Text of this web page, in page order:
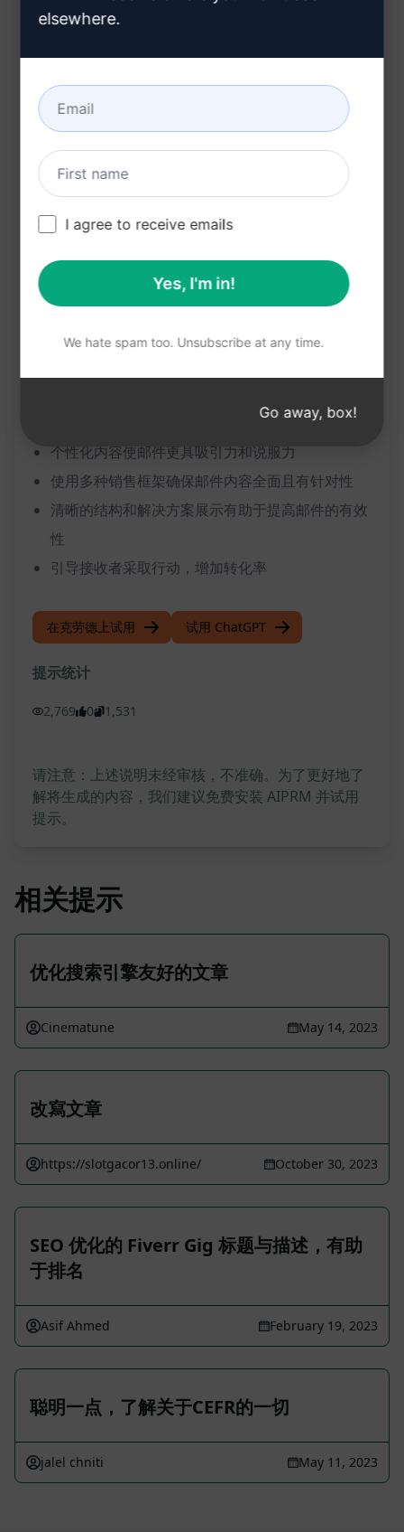
诚挚地， [您的姓名] [您的职务] [您的公司名称]
特色：
利用多种销售框架：PAS，AIDA，Before-After-
Bridge，4P's，QQC
件内容
提供清晰的解决方案，让接收者可以轻松理解如何
个性化内容使邮件更具吸引力和说服力
使用多种销售框架确保邮件内容全面且有针对性
清晰的结构和解决方案展示有助于提高邮件的有效
性
引导接收者采取行动，增加转化率
在克劳德上试用 试用 ChatGPT
提示统计
2,769 0 1,531
请注意：上述说明未经审核，不准确。为了更好地了
解将生成的内容，我们建议免费安装 AIPRM 并试用
提示。
相关提示
优化搜索引擎友好的文章
Cinematune May 14, 2023
改寫文章
https://slotgacor13.online/ October 30, 2023
SEO 优化的 Fiverr Gig 标题与描述，有助
于排名
Asif Ahmed February 19, 2023
聪明一点，了解关于CEFR的一切
jalel chniti May 11, 2023
elsewhere.
I agree to receive emails
Yes, I'm in!
We hate spam too. Unsubscribe at any time.
Go away, box!